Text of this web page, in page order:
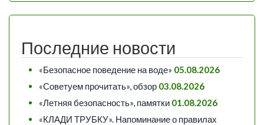
Последние новости
«Безопасное поведение на воде» 05.08.2026
«Советуем прочитать», обзор 03.08.2026
«Летняя безопасность», памятки 01.08.2026
«КЛАДИ ТРУБКУ». Напоминание о правилах